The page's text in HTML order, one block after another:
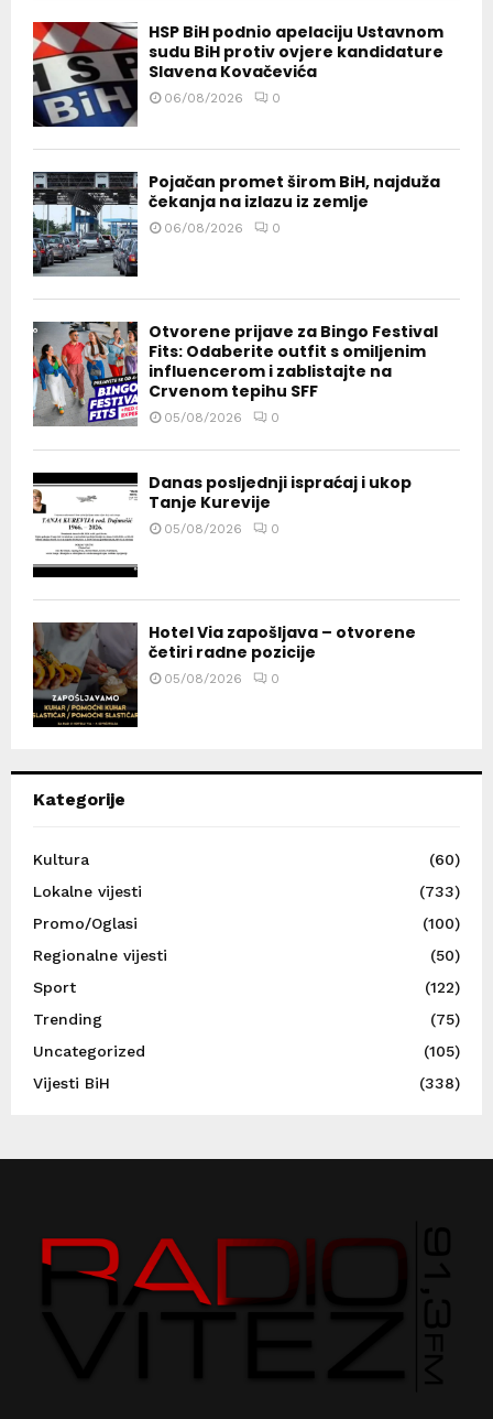
HSP BiH podnio apelaciju Ustavnom
sudu BiH protiv ovjere kandidature
Slavena Kovačevića
06/08/2026 0
Pojačan promet širom BiH, najduža
čekanja na izlazu iz zemlje
06/08/2026 0
Otvorene prijave za Bingo Festival
Fits: Odaberite outfit s omiljenim
influencerom i zablistajte na
Crvenom tepihu SFF
05/08/2026 0
Danas posljednji ispraćaj i ukop
Tanje Kurevije
05/08/2026 0
Hotel Via zapošljava – otvorene
četiri radne pozicije
05/08/2026 0
Kategorije
Kultura
(60)
Lokalne vijesti
(733)
Promo/Oglasi
(100)
Regionalne vijesti
(50)
Sport
(122)
Trending
(75)
Uncategorized
(105)
Vijesti BiH
(338)